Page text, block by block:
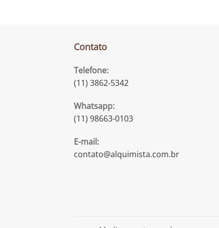
Contato
Telefone:
(11) 3862-5342
Whatsapp:
(11) 98663-0103
E-mail:
contato@alquimista.com.br